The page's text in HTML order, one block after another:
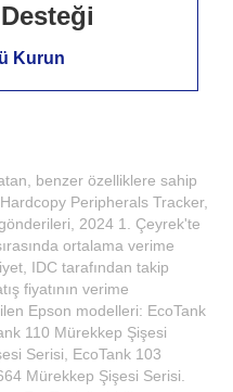
Kurun
benzer özelliklere sahip
Peripherals Tracker,
2024 1. Çeyrek'te
ortalama verime
IDC tarafından takip
fiyatının verime
Epson modelleri: EcoTank
110 Mürekkep Şişesi
Serisi, EcoTank 103
Mürekkep Şişesi Serisi.